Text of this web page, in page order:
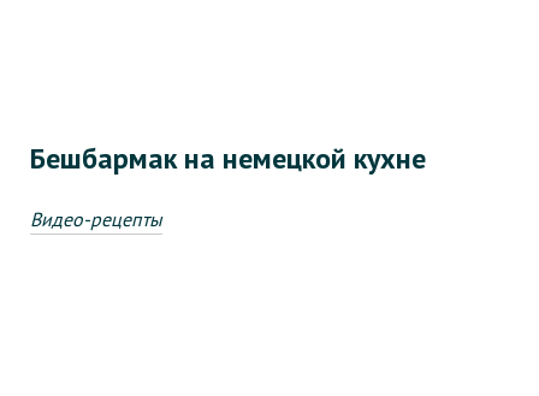
Бешбармак на немецкой кухне
Видео-рецепты